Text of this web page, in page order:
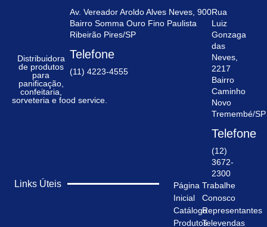
Distribuidora
de produtos
para
panificação,
confeitaria,
sorveteria e food service.
Av. Vereador Aroldo Alves Neves, 900
Bairro Somma Ouro Fino Paulista
Ribeirão Pires/SP
Telefone
(11) 4223-4555
Rua
Luiz
Gonzaga
das
Neves,
2217
Bairro
Caminho
Novo
Tremembé/SP
Telefone
(12)
3672-
2300
Links Úteis
Página
Inicial
Catálogo
Produtos
Trabalhe
Conosco
Representantes
Televendas